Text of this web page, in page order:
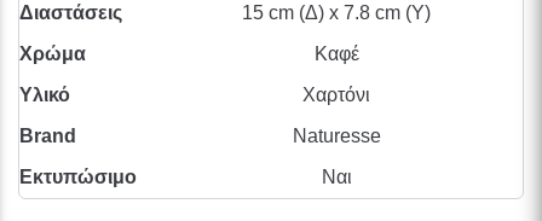
Διαστάσεις
15 cm (Δ) x 7.8 cm (Υ)
Χρώμα
Καφέ
Υλικό
Χαρτόνι
Brand
Naturesse
Εκτυπώσιμο
Ναι